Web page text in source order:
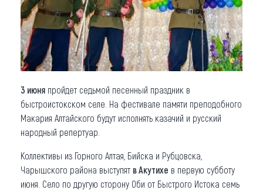
Другие рубрики
3 июня пройдет седьмой песенный праздник в
быстроистокском селе. На фестивале памяти преподобного
Макария Алтайского будут исполнять казачий и русский
народный репертуар.
Коллективы из Горного Алтая, Бийска и Рубцовска,
Чарышского района выступят в Акутихе в первую субботу
июня. Село по другую сторону Оби от Быстрого Истока семь